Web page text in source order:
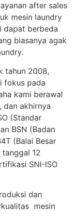
after sales
mesin laundry
dapat berbeda
biasanya agak
tahun 2008,
fokus pada
kami berawal
dan akhirnya
(Standar
BSN (Badan
(Balai Besar
tanggal 12
SNI-ISO
dan
mesin